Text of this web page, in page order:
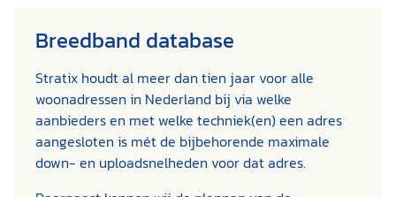
Breedband database
Stratix houdt al meer dan tien jaar voor alle
woonadressen in Nederland bij via welke
aanbieders en met welke techniek(en) een adres
aangesloten is mét de bijbehorende maximale
down- en uploadsnelheden voor dat adres.